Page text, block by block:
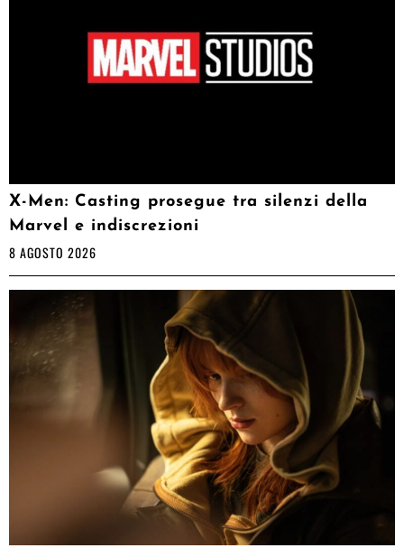
X-Men: Casting prosegue tra silenzi della
Marvel e indiscrezioni
8 AGOSTO 2026